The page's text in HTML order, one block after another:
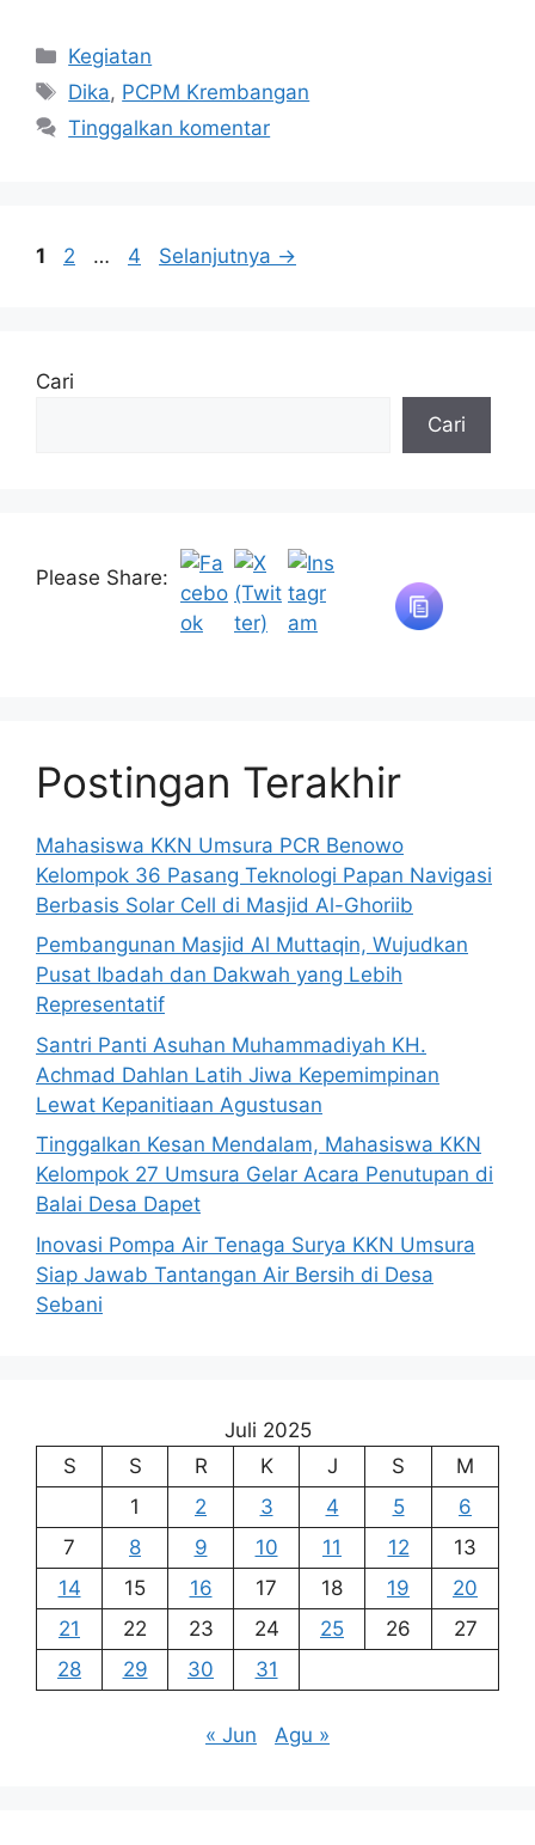
Kategori
Kegiatan
Tag
Dika, PCPM Krembangan
Tinggalkan komentar
Halaman
1 Halaman
2 … Halaman
4 Selanjutnya →
Cari
Cari
Please Share:
Postingan Terakhir
Mahasiswa KKN Umsura PCR Benowo
Kelompok 36 Pasang Teknologi Papan Navigasi
Berbasis Solar Cell di Masjid Al-Ghoriib
Pembangunan Masjid Al Muttaqin, Wujudkan
Pusat Ibadah dan Dakwah yang Lebih
Representatif
Santri Panti Asuhan Muhammadiyah KH.
Achmad Dahlan Latih Jiwa Kepemimpinan
Lewat Kepanitiaan Agustusan
Tinggalkan Kesan Mendalam, Mahasiswa KKN
Kelompok 27 Umsura Gelar Acara Penutupan di
Balai Desa Dapet
Inovasi Pompa Air Tenaga Surya KKN Umsura
Siap Jawab Tantangan Air Bersih di Desa
Sebani
Juli 2025
S
S R K J S
M
1
2 3 4 5
6
7
8 9 10 11 12
13
14
15 16 17 18 19
20
21
22 23 24 25 26
27
28
29 30 31
« Jun Agu »